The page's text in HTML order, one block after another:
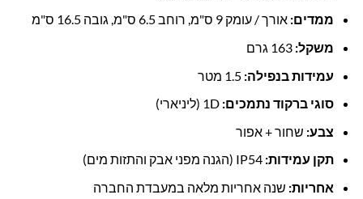
ממדים: אורך / עומק 9 ס"מ, רוחב 6.5 ס"מ, גובה 16.5 ס"מ
משקל:
עמידות בנפילה:
סוגי ברקוד נתמכים:
צבע: שחור + אפור
תקן עמידות:
אחריות: שנה אחריות מלאה במעבדת החברה